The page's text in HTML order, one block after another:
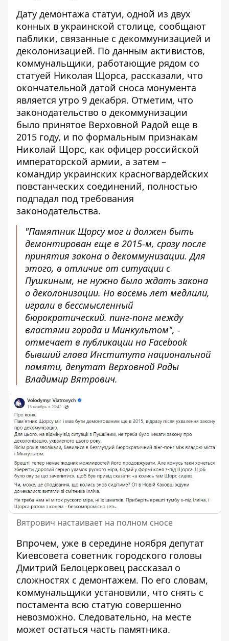
Дату демонтажа статуи, одной из двух
конных в украинской столице, сообщают
паблики, связанные с декоммунизацией и
деколонизацией. По данным активистов,
коммунальщики, работающие рядом со
статуей Николая Щорса, рассказали, что
окончательной датой сноса монумента
является утро 9 декабря. Отметим, что
законодательство о декоммунизации
было принятое Верховной Радой еще в
2015 году, и по формальным признакам
Николай Щорс, как офицер российской
императорской армии, а затем –
командир украинских красногвардейских
повстанческих соединений, полностью
подпадал под требования
законодательства.
"Памятник Щорсу мог и должен быть
демонтирован еще в 2015-м, сразу после
принятия закона о декоммунизации. Для
этого, в отличие от ситуации с
Пушкиным, не нужно было ждать закона
о деколонизации. Но восемь лет медлили,
играли в бессмысленный
бюрократический. пинг-понг между
властями города и Минкультом", -
отмечает в публикации на Facebook
бывший глава Института национальной
памяти, депутат Верховной Рады
Владимир Вятрович.
Вятрович настаивает на полном сносе
Впрочем, уже в середине ноября депутат
Киевсовета советник городского головы
Дмитрий Белоцерковец рассказал о
сложностях с демонтажем. По его словам,
коммунальщики установили, что снять с
постамента всю статую совершенно
невозможно. Следовательно, на месте
может остаться часть памятника.